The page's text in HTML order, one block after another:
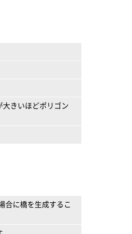
きいほどポリゴン
合に橋を生成するこ